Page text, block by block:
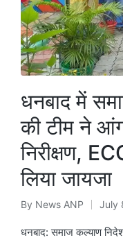
धनबाद में
की टीम ने
निरीक्षण,
लिया जायजा
Posted
by
By News ANP July
धनबाद: समाज कल्याण